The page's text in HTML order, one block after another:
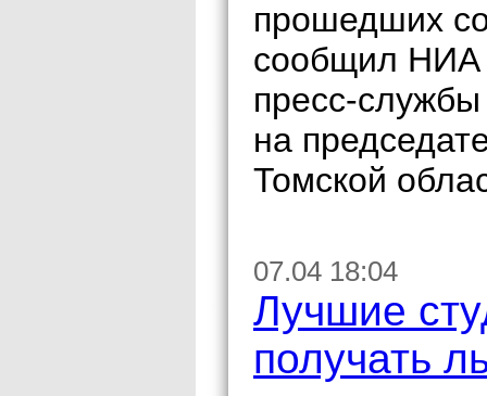
прошедших
сообщил НИА
пресс-
на
Томской
07.04 18:04
Лучшие
получать